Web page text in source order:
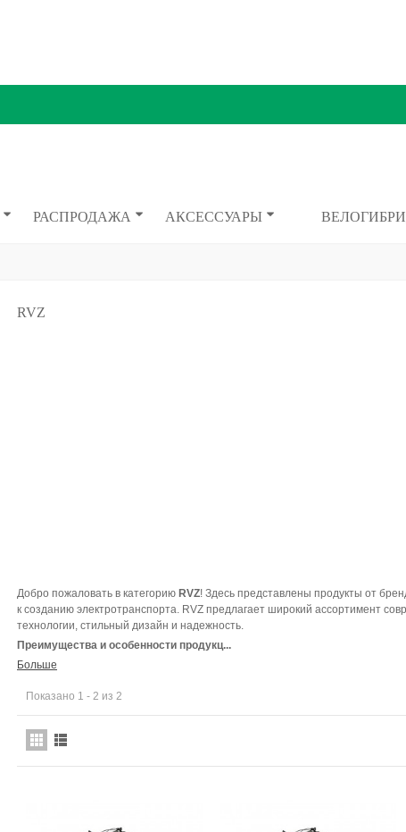
РАСПРОДАЖА АКСЕССУАРЫ
RVZ
Добро пожаловать в категорию RVZ! Здесь представлены продукты от
к созданию электротранспорта. RVZ предлагает широкий ассортимент
технологии, стильный дизайн и надежность.
Преимущества и особенности продукц...
Больше
Показано 1 - 2 из 2